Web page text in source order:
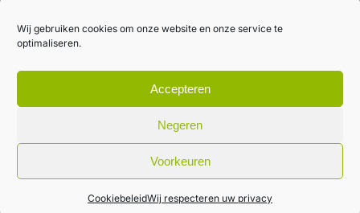
Wij gebruiken cookies om onze website en onze service te
optimaliseren.
Accepteren
Negeren
Voorkeuren
CookiebeleidWij respecteren uw privacy
Kennismakingspakket aanvragen
Blijft op de hoogte
Rechtstreeks van het veld naar je inbox.
Inschrijven nieuwsbrief
Algemene voorwaarden|Privacybeleid| gemaakt met door
creativitijd